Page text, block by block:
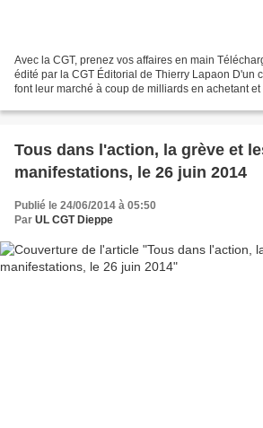
Avec la CGT, prenez vos affaires en main
édité par la CGT Éditorial de Thierry Lapaon D'un
font leur marché à coup de milliards en achetant
Tous dans l'action, la grève et
manifestations, le 26 juin 2014
Publié le 24/06/2014 à 05:50
Par UL CGT Dieppe